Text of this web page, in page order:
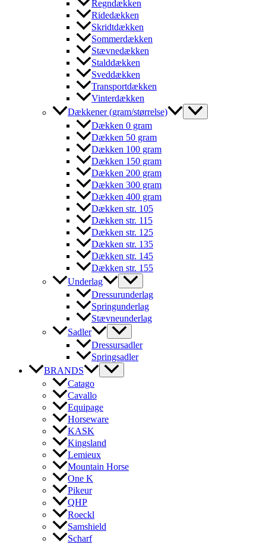
Regndækken
Ridedækken
Skridtdækken
Sommerdækken
Stævnedækken
Stalddækken
Sveddækken
Transportdækken
Vinterdækken
Dækkener (gram/størrelse)
Dækken 0 gram
Dækken 50 gram
Dækken 100 gram
Dækken 150 gram
Dækken 200 gram
Dækken 300 gram
Dækken 400 gram
Dækken str. 105
Dækken str. 115
Dækken str. 125
Dækken str. 135
Dækken str. 145
Dækken str. 155
Underlag
Dressurunderlag
Springunderlag
Stævneunderlag
Sadler
Dressursadler
Springsadler
BRANDS
Catago
Cavallo
Equipage
Horseware
KASK
Kingsland
Lemieux
Mountain Horse
One K
Pikeur
QHP
Roeckl
Samshield
Scharf